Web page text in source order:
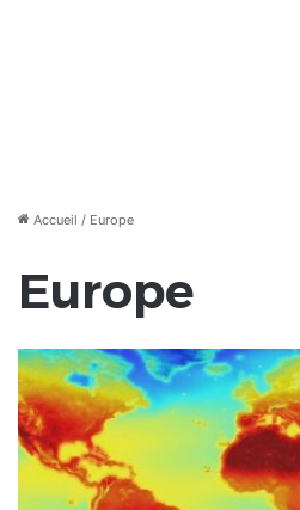
Accueil / Europe
Europe